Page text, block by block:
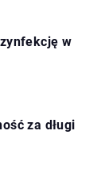
w
za długi